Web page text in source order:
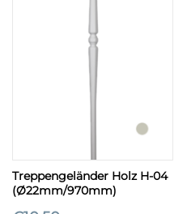
Treppengeländer Holz H-04
(Ø22mm/970mm)